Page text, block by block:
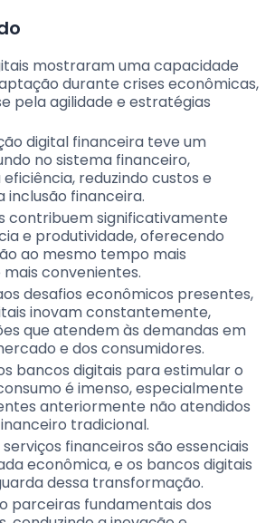
mostraram uma capacidade
durante crises econômicas,
pela agilidade e estratégias
digital financeira teve um
no sistema financeiro,
reduzindo custos e
inclusão financeira.
contribuem significativamente
e produtividade, oferecendo
ao mesmo tempo mais
convenientes.
desafios econômicos presentes,
inovam constantemente,
que atendem às demandas em
e dos consumidores.
bancos digitais para estimular o
é imenso, especialmente
anteriormente não atendidos
tradicional.
financeiros são essenciais
econômica, e os bancos digitais
dessa transformação.
parceiras fundamentais dos